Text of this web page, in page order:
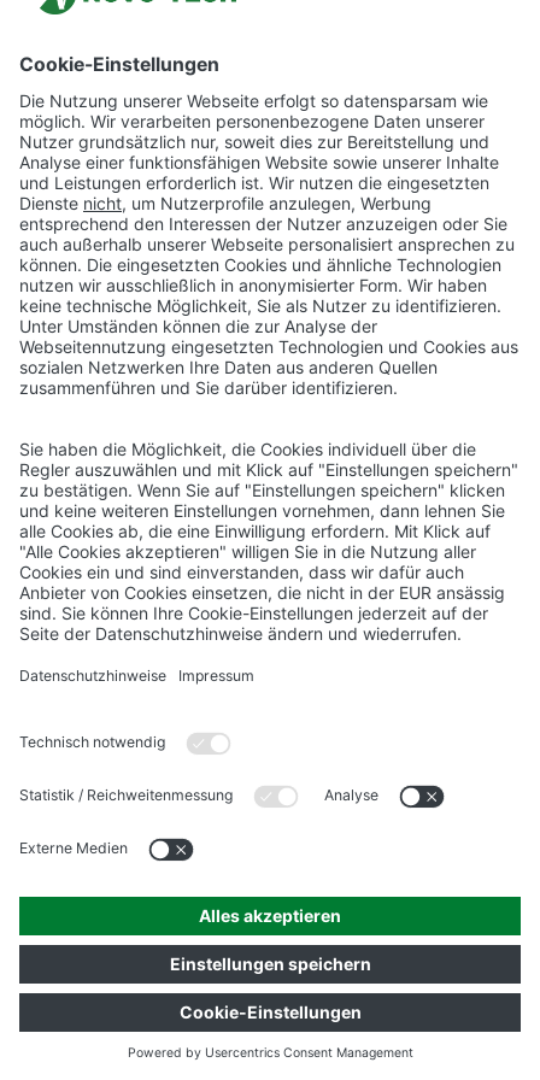
wurden die beiden fest
angelegten Outdoor-Sportböden
für Basketball und Handball im
Bestehornpark eingeweiht. In
der mobilen Arena eröffnet Team
Kretzsche gegen HC
Aschersleben Alligators das
Event. Als Wiederholungsspiel
traf der SC Magdeburg wieder auf
die Füchse Berlin.
(Mehr Infos auf
www.megawoodstock.com)
Am
TECH Trading, die am 01.01.2015
operativ an den Start geht und
Produktverkauf weltweit
übernimmt.
Wir